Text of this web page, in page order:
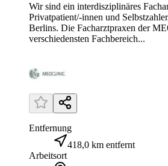
Wir sind ein interdisziplinäres
Privatpatient/-innen und
Berlins. Die Facharztpraxen der
verschiedensten Fachbereich...
Entfernung
418,0 km entfernt
Arbeitsort